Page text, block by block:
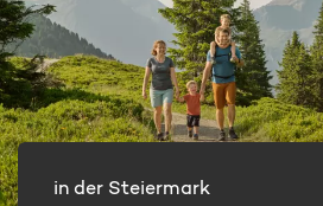
in der Steiermark